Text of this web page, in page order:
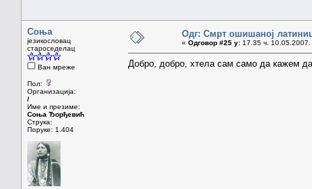
Соња
језикословац
староседелац
Ван мреже
Пол:
Организација:
/
Име и презиме:
Соња Ђорђевић
Струка:
Поруке: 1.404
Одг: Смрт ошишаној
« Одговор #25 у: 17.35 ч. 10.05.2007.
Добро, добро, хтела сам само да кажем